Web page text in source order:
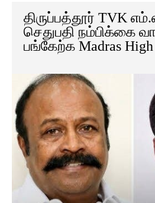
திருப்பத்தூர் TVK
செதுபதி நம்பிக்கை
பங்கேற்க Madras